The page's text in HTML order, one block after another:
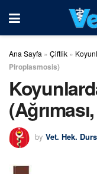
Ana Sayfa » Çiftlik »
Piroplasmosis)
by Vet. Hek.